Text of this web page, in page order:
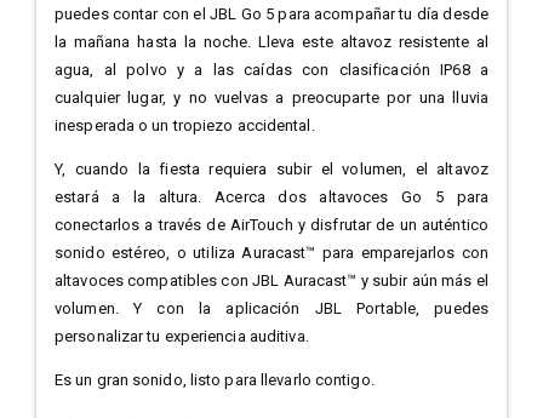
puedes contar con el JBL Go 5 para acompañar tu día desde
la mañana hasta la noche. Lleva este altavoz resistente al
agua, al polvo y a las caídas con clasificación IP68 a
cualquier lugar, y no vuelvas a preocuparte por una lluvia
inesperada o un tropiezo accidental.
Y, cuando la fiesta requiera subir el volumen, el altavoz
estará a la altura. Acerca dos altavoces Go 5 para
conectarlos a través de AirTouch y disfrutar de un auténtico
sonido estéreo, o utiliza Auracast™ para emparejarlos con
altavoces compatibles con JBL Auracast™ y subir aún más el
volumen. Y con la aplicación JBL Portable, puedes
personalizar tu experiencia auditiva.
Es un gran sonido, listo para llevarlo contigo.